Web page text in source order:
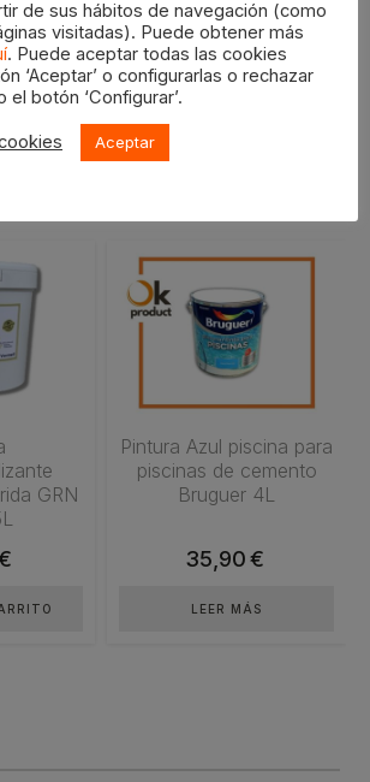
desde
11,50€
hasta
página
de
producto
relacionados
GRN
Pintura Azul piscina para
piscinas de cemento
Bruguer 4L
35,90€
LEER MÁS
de sus hábitos de navegación (como
visitadas). Puede obtener más
. Puede aceptar todas las cookies
‘Aceptar’ o configurarlas o rechazar
el botón ‘Configurar’.
Aceptar